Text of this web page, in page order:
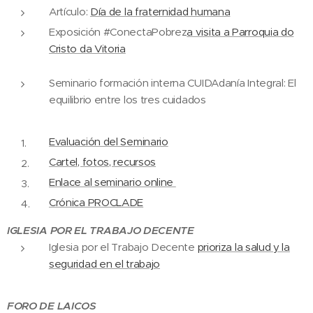
Artículo: Día de la fraternidad humana
Exposición #ConectaPobreza visita a Parroquia do
Cristo da Vitoria
Seminario formación interna CUIDAdanía Integral: El
equilibrio entre los tres cuidados
Evaluación del Seminario
Cartel, fotos, recursos
Enlace al seminario online
Crónica PROCLADE
IGLESIA POR EL TRABAJO DECENTE
Iglesia por el Trabajo Decente prioriza la salud y la
seguridad en el trabajo
FORO DE LAICOS